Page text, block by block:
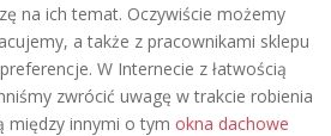
na ich temat. Oczywiście możemy
a także z pracownikami sklepu
W Internecie z łatwością
zwrócić uwagę w trakcie robienia
między innymi o tym okna dachowe